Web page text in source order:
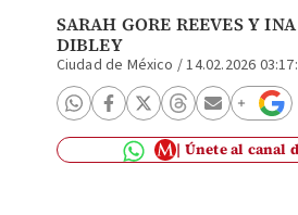
SARAH GORE REEVES Y
DIBLEY
Ciudad de México /14.02.2026
Únete al canal